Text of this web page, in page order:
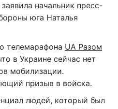
начальник пресс-
юга Наталья
телемарафона UA Разом
в Украине сейчас нет
мобилизации.
призыв в войска.
людей, который был